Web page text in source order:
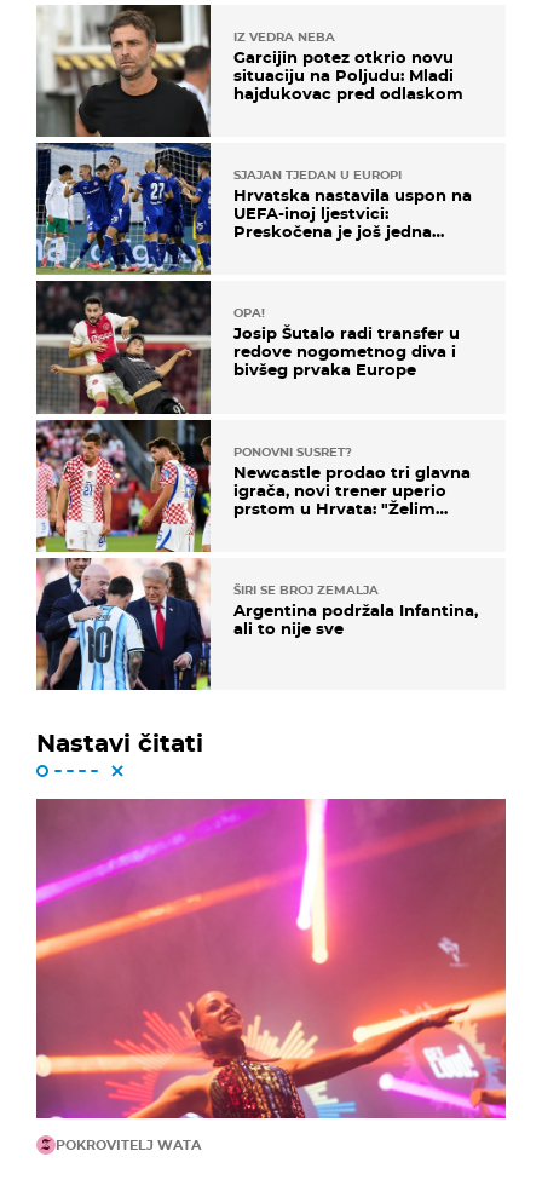
IZ VEDRA NEBA
Garcijin potez otkrio novu
situaciju na Poljudu: Mladi
hajdukovac pred odlaskom
SJAJAN TJEDAN U EUROPI
Hrvatska nastavila uspon na
UEFA-inoj ljestvici:
Preskočena je još jedna
OPA!
Josip Šutalo radi transfer u
redove nogometnog diva i
bivšeg prvaka Europe
PONOVNI SUSRET?
Newcastle prodao tri glavna
igrača, novi trener uperio
prstom u Hrvata: "Želim
ŠIRI SE BROJ ZEMALJA
Argentina podržala Infantina,
ali to nije sve
Nastavi čitati
POKROVITELJ WATA